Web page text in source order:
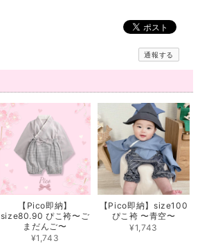
通報する
【Pico即納】
size80.90 ぴこ袴〜ご
まだんご〜
¥1,743
【Pico即納】size100
ぴこ袴 〜青空〜
¥1,743